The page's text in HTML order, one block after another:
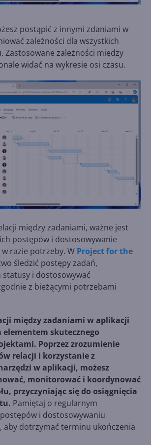
postąpić z innymi zdaniami w
zależności dla wszystkich
Zastosowane zależności między
widać na wykresie osi czasu.
między zadaniami, ważne jest
postępów i dostosowywanie
razie potrzeby. W Project for the
śledzić postępy zadań,
statusy i dostosowywać
z bieżącymi potrzebami
między zadaniami w aplikacji
skutecznego
Poprzez zrozumienie
relacji i korzystanie z
w aplikacji, możesz
monitorować i koordynować
przyczyniając się do osiągnięcia
Pamiętaj o regularnym
i dostosowywaniu
aby dotrzymać terminu ukończenia